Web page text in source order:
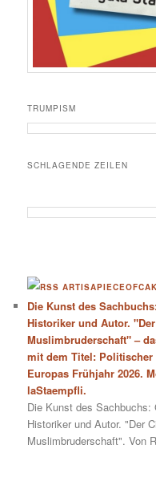
TRUMPISM
SCHLAGENDE ZEILEN
Die Kunst des
Historiker und Autor.
Muslimbruderschaft" –
mit dem Titel:
Europas Frühjahr 2026.
laStaempfli.
Die Kunst des Sachbuchs:
Historiker und Autor. "Der
Muslimbruderschaft". Von